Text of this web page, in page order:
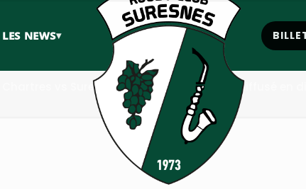
LES NEWS▾
(Fédérale 2 Sénior
Chartres vs Suresnes (Fédérale 2 Sénior 1) diffusé en